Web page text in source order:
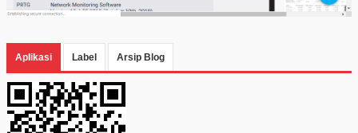
Aplikasi Label Arsip Blog